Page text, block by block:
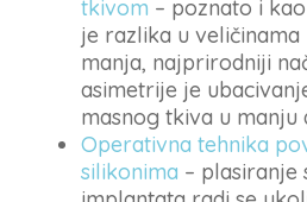
tkivom – poznato i
je razlika u
manja, najprirodniji
asimetrije je
masnog tkiva u manju
Operativna tehnika
silikonima – plasiranje